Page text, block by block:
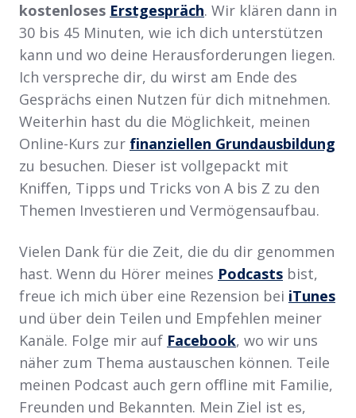
kostenloses Erstgespräch. Wir klären dann in
30 bis 45 Minuten, wie ich dich unterstützen
kann und wo deine Herausforderungen liegen.
Ich verspreche dir, du wirst am Ende des
Gesprächs einen Nutzen für dich mitnehmen.
Weiterhin hast du die Möglichkeit, meinen
Online-Kurs zur finanziellen Grundausbildung
zu besuchen. Dieser ist vollgepackt mit
Kniffen, Tipps und Tricks von A bis Z zu den
Themen Investieren und Vermögensaufbau.
Vielen Dank für die Zeit, die du dir genommen
hast. Wenn du Hörer meines Podcasts bist,
freue ich mich über eine Rezension bei iTunes
und über dein Teilen und Empfehlen meiner
Kanäle. Folge mir auf Facebook, wo wir uns
näher zum Thema austauschen können. Teile
meinen Podcast auch gern offline mit Familie,
Freunden und Bekannten. Mein Ziel ist es,